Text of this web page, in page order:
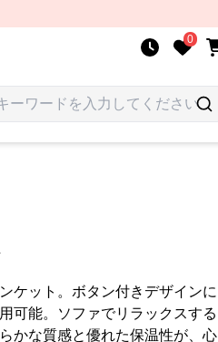
0
ケット。ボタン付きデザインに
可能。ソファでリラックスする
かな質感と優れた保温性が、心